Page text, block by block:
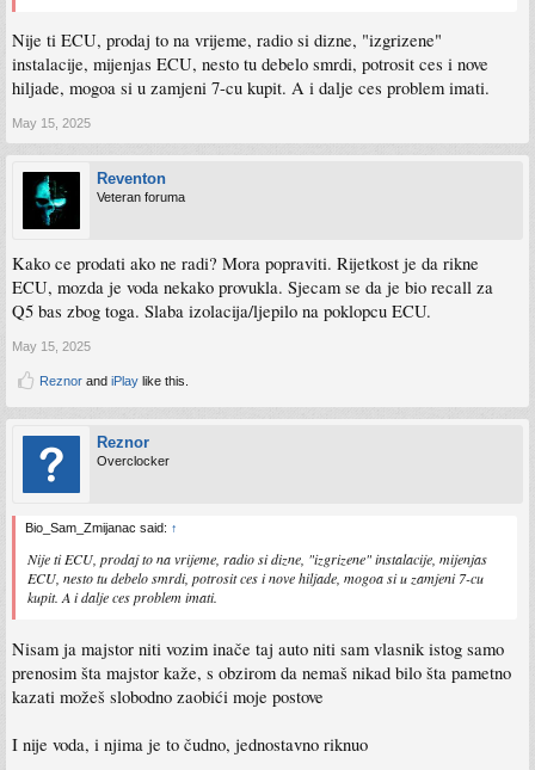
Nije ti ECU, prodaj to na vrijeme, radio si dizne, "izgrizene"
instalacije, mijenjas ECU, nesto tu debelo smrdi, potrosit ces i nove
hiljade, mogoa si u zamjeni 7-cu kupit. A i dalje ces problem imati.
May 15, 2025
Reventon
Veteran foruma
Kako ce prodati ako ne radi? Mora popraviti. Rijetkost je da rikne
ECU, mozda je voda nekako provukla. Sjecam se da je bio recall za
Q5 bas zbog toga. Slaba izolacija/ljepilo na poklopcu ECU.
May 15, 2025
Reznor and iPlay like this.
Reznor
Overclocker
Bio_Sam_Zmijanac said: ↑
Nije ti ECU, prodaj to na vrijeme, radio si dizne, "izgrizene" instalacije, mijenjas
ECU, nesto tu debelo smrdi, potrosit ces i nove hiljade, mogoa si u zamjeni 7-cu
kupit. A i dalje ces problem imati.
Nisam ja majstor niti vozim inače taj auto niti sam vlasnik istog samo
prenosim šta majstor kaže, s obzirom da nemaš nikad bilo šta pametno
kazati možeš slobodno zaobići moje postove
I nije voda, i njima je to čudno, jednostavno riknuo